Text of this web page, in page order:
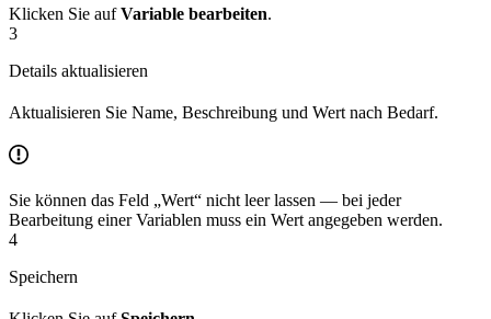
Klicken Sie aufVariable bearbeiten.
3
Details aktualisieren
Aktualisieren Sie Name, Beschreibung und Wert nach Bedarf.
Sie können das Feld „Wert“ nicht leer lassen — bei jeder
Bearbeitung einer Variablen muss ein Wert angegeben werden.
4
Speichern